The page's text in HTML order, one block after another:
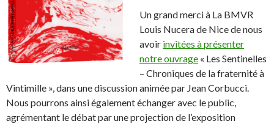
Un grand merci à La BMVR
Louis Nucera de Nice de nous
avoir invitées à présenter
notre ouvrage « Les Sentinelles
– Chroniques de la fraternité à
Vintimille », dans une discussion animée par Jean Corbucci.
Nous pourrons ainsi également échanger avec le public,
agrémentant le débat par une projection de l’exposition